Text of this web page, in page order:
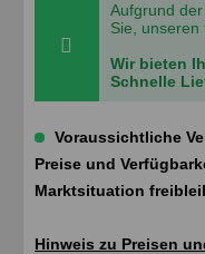
Aufgrund
Sie, unseren
Wir bieten
Schnelle
Voraussichtliche
Preise und
Marktsituation
Hinweis zu Preisen